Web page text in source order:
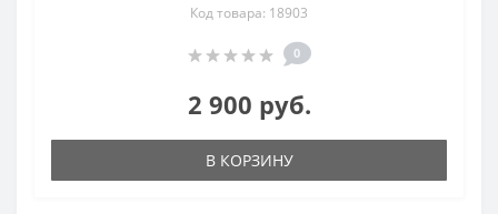
Код товара: 18903
0
2 900 руб.
В КОРЗИНУ